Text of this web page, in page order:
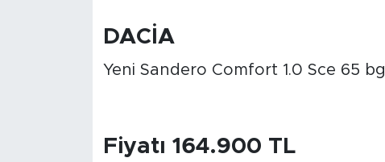
DACİA
Yeni Sandero Comfort 1.0 Sce 65 bg
Fiyatı 164.900 TL